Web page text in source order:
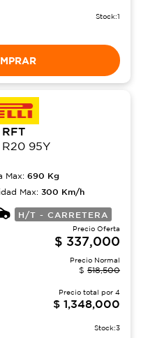
Stock:1
95Y
Max: 690 Kg
Max: 300 Km/h
H/T - CARRETERA
Precio Oferta
$ 337,000
Precio Normal
$ 518,500
Precio total por 4
$ 1,348,000
Stock:3